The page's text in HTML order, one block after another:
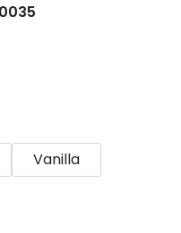
Vanilla